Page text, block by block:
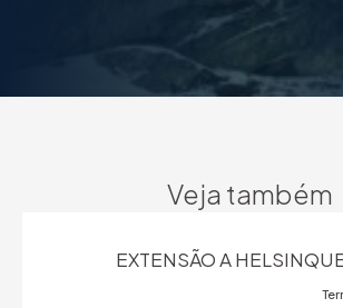
Veja também
EXTENSÃO A